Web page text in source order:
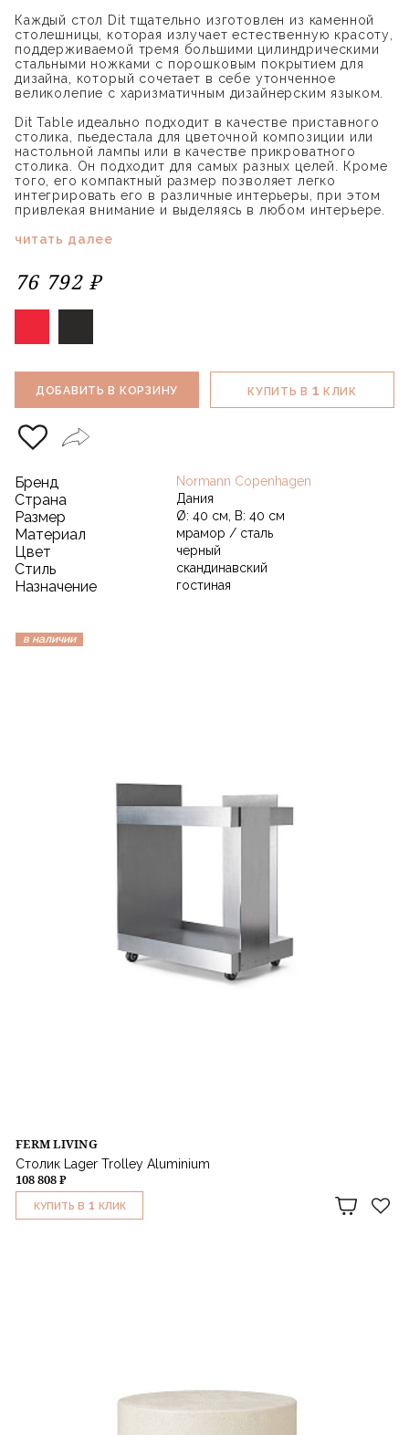
Каждый стол Dit тщательно изготовлен из каменной
столешницы, которая излучает естественную красоту,
поддерживаемой тремя большими цилиндрическими
стальными ножками с порошковым покрытием для
дизайна, который сочетает в себе утонченное
великолепие с харизматичным дизайнерским языком.
Dit Table идеально подходит в качестве приставного
столика, пьедестала для цветочной композиции или
настольной лампы или в качестве прикроватного
столика. Он подходит для самых разных целей. Кроме
того, его компактный размер позволяет легко
интегрировать его в различные интерьеры, при этом
привлекая внимание и выделяясь в любом интерьере.
читать далее
76 792 ₽
ДОБАВИТЬ В КОРЗИНУ КУПИТЬ В 1 КЛИК
Бренд Normann Copenhagen
Страна Дания
Размер Ø: 40 см, В: 40 см
Материал мрамор / сталь
Цвет черный
Стиль скандинавский
Назначение гостиная
в наличии
FERM LIVING
Столик Lager Trolley Aluminium
108 808 ₽
КУПИТЬ В 1 КЛИК